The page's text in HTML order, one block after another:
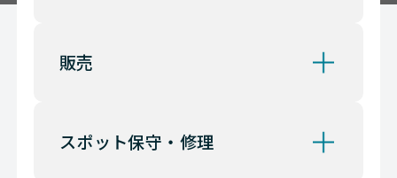
販売
スポット保守・修理